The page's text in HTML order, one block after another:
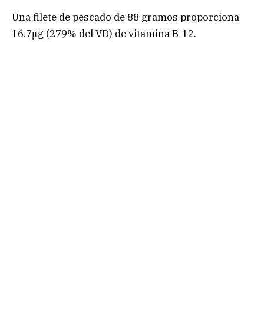
Una filete de pescado de 88 gramos proporciona
16.7μg (279% del VD) de vitamina B-12.